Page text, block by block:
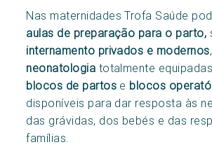
Nas maternidades Trofa Saúde
aulas de preparação para o parto,
internamento privados e modernos,
neonatologia totalmente
blocos de partos e blocos
disponíveis para dar resposta às
das grávidas, dos bebés e das
famílias.